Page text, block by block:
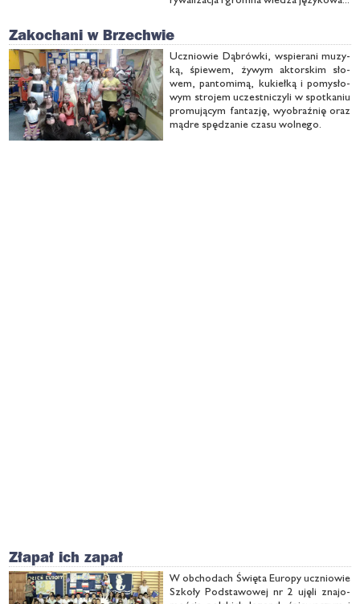
Zakochani w Brzechwie
Ucznio­wie Dą­brów­ki, wspie­ra­ni mu­zy­
ką, śpie­wem, ży­wym ak­tor­skim sło­
wem, pan­to­mi­mą, ku­kieł­ką i po­my­sło­
wym stro­jem uczest­ni­czy­li w spo­tka­niu
pro­mu­ją­cym fan­ta­zję, wy­obraź­nię oraz
mą­dre spę­dza­nie cza­su wol­ne­go.
Złapał ich zapał
W ob­cho­dach Świę­ta Eu­ro­py ucznio­wie
Szko­ły Pod­sta­wo­wej nr 2 uję­li zna­jo­